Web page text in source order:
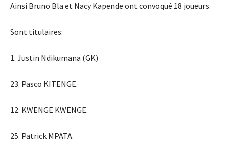
Ainsi Bruno Bla et Nacy Kapende ont convoqué 18 joueurs.
Sont titulaires:
1. Justin Ndikumana (GK)
23. Pasco KITENGE.
12. KWENGE KWENGE.
25. Patrick MPATA.